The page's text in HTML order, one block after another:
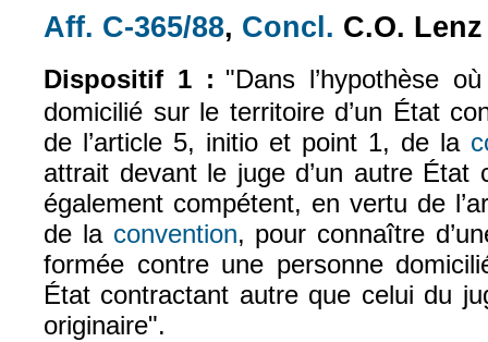
Aff. C-365/88 (le lien est externe)
, Concl. (le lien est
C.O.
Dispositif 1 : "Dans l’hypothèse
domicilié sur le territoire d’un État
de l’article 5, initio et point 1, de la
attrait devant le juge d’un autre État
également compétent, en vertu de
de la convention (le lien est externe)
, pour connaître
formée contre une personne
État contractant autre que celui du
originaire".